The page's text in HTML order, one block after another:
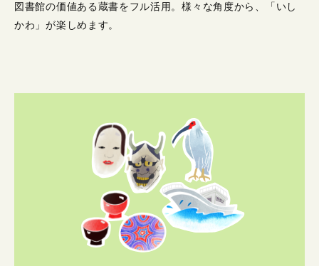
図書館の価値ある蔵書をフル活用。様々な角度から、「いし
かわ」が楽しめます。